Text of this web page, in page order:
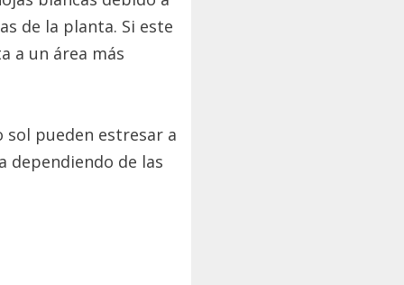
de la planta. Si este
a un área más
sol pueden estresar a
dependiendo de las